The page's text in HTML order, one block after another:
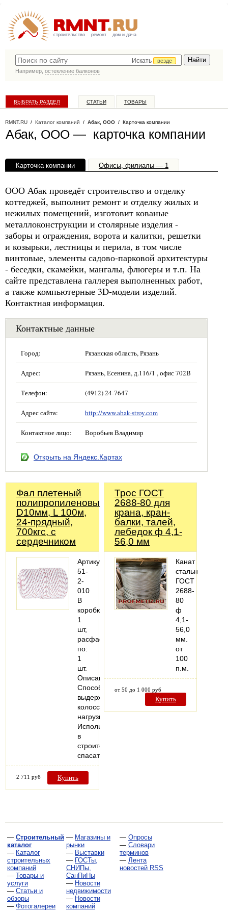
строительство ремонт дом и дача
Искать
везде
Например, остекление балконов
ВЫБРАТЬ РАЗДЕЛ СТАТЬИ ТОВАРЫ
RMNT.RU / Каталог компаний / Абак, ООО / Карточка компании
Абак, ООО — карточка компании
Карточка компании Офисы, филиалы — 1
ООО Абак проведёт строительство и отделку
коттеджей, выполнит ремонт и отделку жилых и
нежилых помещений, изготовит кованые
металлоконструкции и столярные изделия -
заборы и ограждения, ворота и калитки, решетки
и козырьки, лестницы и перила, в том числе
винтовые, элементы садово-парковой архитектуры
- беседки, скамейки, мангалы, флюгеры и т.п. На
сайте представлена галлерея выполненных работ,
а также компьютерные 3D-модели изделий.
Контактная информация.
Контактные данные
Город: Рязанская область, Рязань
Адрес: Рязань, Есенина, д.116/1 , офис 702В
Телефон: (4912) 24-7647
Адрес сайта: http://www.abak-stroy.com
Контактное лицо: Воробьев Владимир
Открыть на Яндекс.Картах
Фал плетеный
полипропиленовый,
D10мм, L 100м,
24-прядный,
700кгс, с
сердечником
Артикул:
51-
2-
010
В
коробке:
1
шт,
расфасовано
по:
1
шт.
Описание:
Способны
выдерживать
колоссальные
нагрузки.
Используются
в
строительных,
спасательных…
2 711 руб Купить
Трос ГОСТ
2688-80 для
крана, кран-
балки, талей,
лебедок ф 4,1-
56,0 мм
Канат
стальной
ГОСТ
2688-
80
ф
4,1-
56,0
мм.
от
100
п.м.
от 50 до 1 000 руб
Купить
— Строительный
каталог
— Каталог
строительных
компаний
— Товары и
услуги
— Статьи и
обзоры
— Фотогалереи
— Магазины и
рынки
— Выставки
— ГОСТы,
СНИПы,
СанПиНы
— Новости
недвижимости
— Новости
компаний
— Опросы
— Словари
терминов
— Лента
новостей RSS